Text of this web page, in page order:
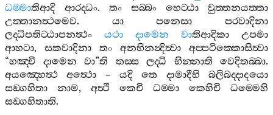
ධම‍්මාතිආදි ආරද‍්ධං. තං සබ‍්බං හෙට‍්ඨා
වුත‍්තනයත‍්තා
උත‍්තානත්‍ථමෙව. යා පනෙසා
පරවාදිනා
ලද‍්ධිපතිට‍්ඨාපනත්‍ථං
යථා දාමෙන වාතිආදිකා
උපමා
ආහටා, සකවාදිනා තං අනභිනන්‍දිත්‍වා
අප‍්පටික‍්කොසිත්‍වා
“හඤ‍්චි දාමෙන වා”ති තස‍්ස ලද‍්ධි භින‍්නාති වෙදිතබ‍්බා.
අයඤ‍්හෙත්‍ථ
අත්‍ථො –යදි තෙ දාමාදීහි
බලිබද‍්දාදයො
සඞ‍්ගහිතා
නාම, අත්‍ථි කෙචි ධම‍්මා කෙහිචි
ධම‍්මෙහි
සඞ‍්ගහිතාති.